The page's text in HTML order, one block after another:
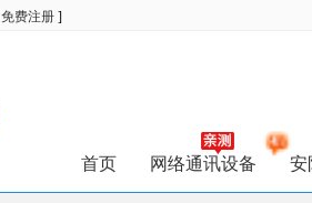
免费注册 ]
首页 网络通讯设备 安